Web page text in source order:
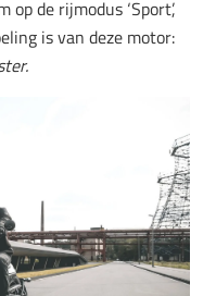
de rijmodus ‘Sport’,
is van deze motor: